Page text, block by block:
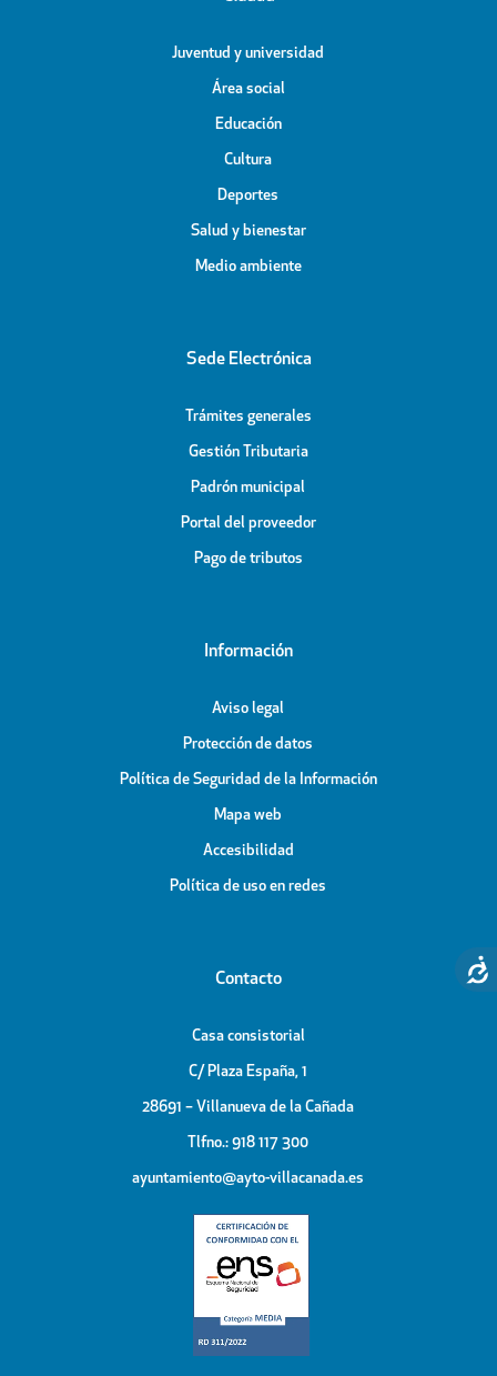
Juventud y universidad
Área social
Educación
Cultura
Deportes
Salud y bienestar
Medio ambiente
Sede Electrónica
Trámites generales
Gestión Tributaria
Padrón municipal
Portal del proveedor
Pago de tributos
Información
Aviso legal
Protección de datos
Política de Seguridad de la Información
Mapa web
Accesibilidad
Política de uso en redes
Contacto
Casa consistorial
C/ Plaza España, 1
28691 – Villanueva de la Cañada
Tlfno.: 918 117 300
ayuntamiento@ayto-villacanada.es